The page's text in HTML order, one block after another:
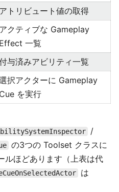
アトリビュート値の取得
アクティブな Gameplay
Effect 一覧
与済みアビリティ一覧
択アクターに Gameplay
Cue を実行
/
の3つの Toolset クラスに
ルほどあります（上表は代
は